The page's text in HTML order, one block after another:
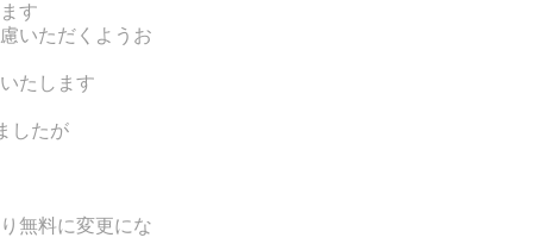
す
いただくようお
たします
したが
無料に変更にな